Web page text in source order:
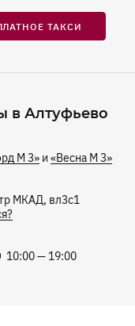
ТАКСИ
в Алтуфьево
М 3» и «Весна М 3»
МКАД, вл3с1
— 19:00